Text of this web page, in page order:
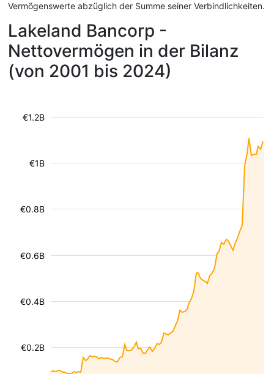
Vermögenswerte abzüglich der Summe seiner Verbindlichkeiten.
Lakeland Bancorp -
Nettovermögen in der Bilanz
(von 2001 bis 2024)
€0.2B
€0.4B
€0.6B
€0.8B
€1B
€1.2B